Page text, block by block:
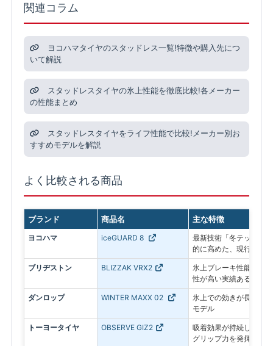
関連コラム
ヨコハマタイヤのスタッドレス一覧!特徴や購入先につ
いて解説
スタッドレスタイヤの氷上性能を徹底比較!各メーカー
の性能まとめ
スタッドレスタイヤをライフ性能で比較!メーカー別お
すすめモデルを解説
よく比較される商品
ブランド 商品名 主な特徴
ヨコハマ iceGUARD 8
最新技術「冬テック」
的に高めた、現行モデル
ブリヂストン BLIZZAK VRX2
氷上ブレーキ性能に優
性が高い実績あるモデル
ダンロップ WINTER MAXX 02
氷上での効きが長持ち
モデル
トーヨータイヤ OBSERVE GIZ2
吸着効果が持続し、ア
グリップ力を発揮